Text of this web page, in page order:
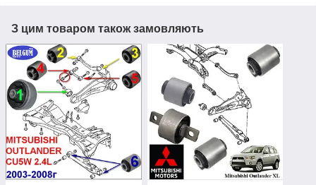
З цим товаром також замовляють